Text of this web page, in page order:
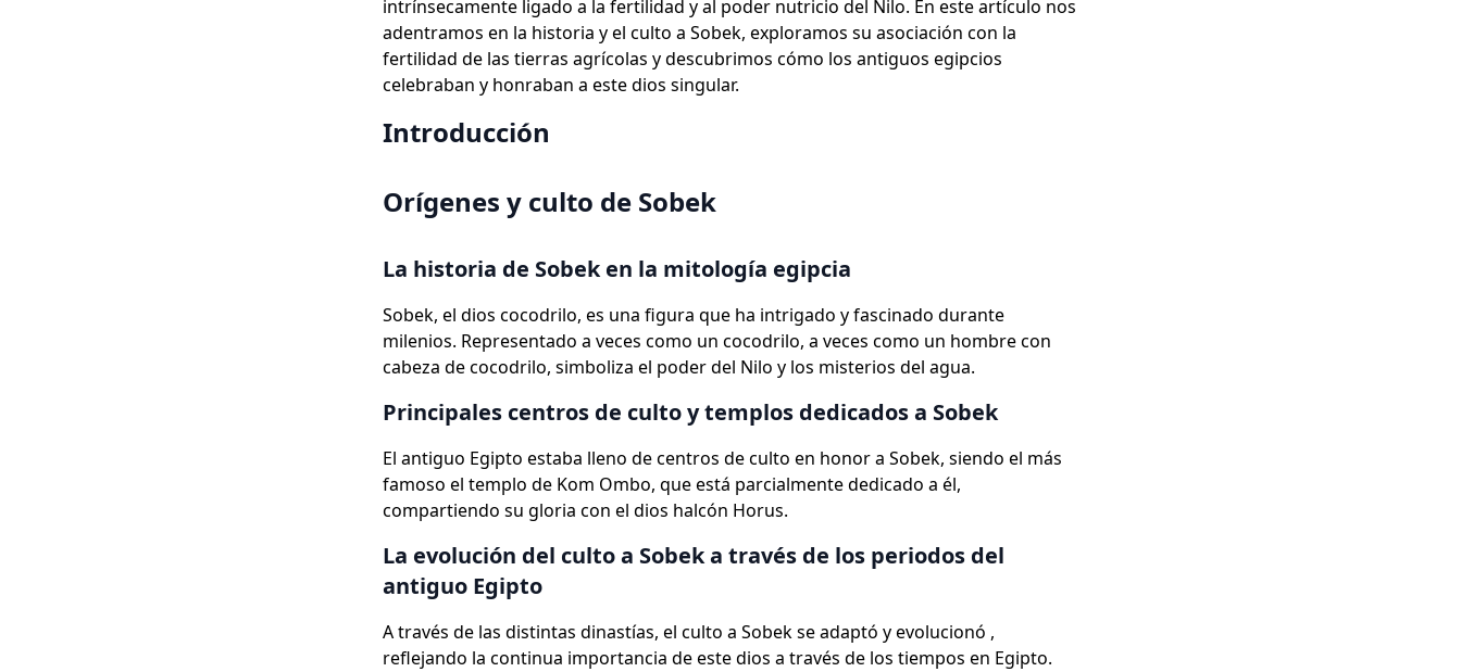
intrínsecamente ligado a la fertilidad y al poder nutricio del Nilo. En este artículo nos
adentramos en la historia y el culto a Sobek, exploramos su asociación con la
fertilidad de las tierras agrícolas y descubrimos cómo los antiguos egipcios
celebraban y honraban a este dios singular.
Introducción
Orígenes y culto de Sobek
La historia de Sobek en la mitología egipcia
Sobek, el dios cocodrilo, es una figura que ha intrigado y fascinado durante
milenios. Representado a veces como un cocodrilo, a veces como un hombre con
cabeza de cocodrilo, simboliza el poder del Nilo y los misterios del agua.
Principales centros de culto y templos dedicados a Sobek
El antiguo Egipto estaba lleno de centros de culto en honor a Sobek, siendo el más
famoso el templo de Kom Ombo, que está parcialmente dedicado a él,
compartiendo su gloria con el dios halcón Horus.
La evolución del culto a Sobek a través de los periodos del
antiguo Egipto
A través de las distintas dinastías, el culto a Sobek se adaptó y evolucionó ,
reflejando la continua importancia de este dios a través de los tiempos en Egipto.